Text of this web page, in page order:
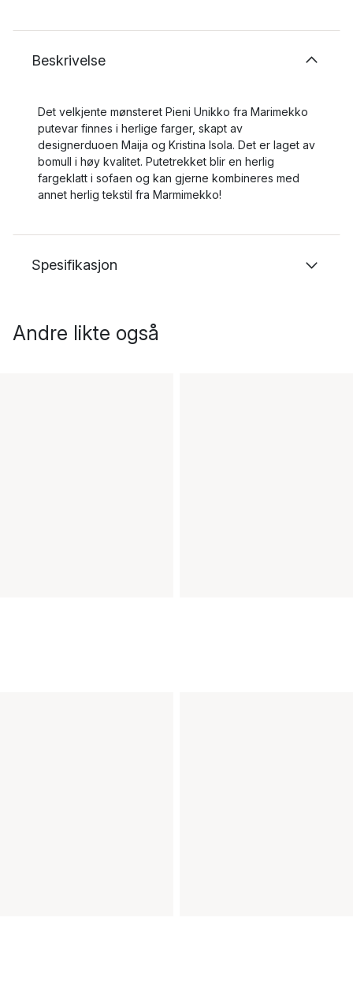
Beskrivelse
Det velkjente mønsteret Pieni Unikko fra Marimekko
putevar finnes i herlige farger, skapt av
designerduoen Maija og Kristina Isola. Det er laget av
bomull i høy kvalitet. Putetrekket blir en herlig
fargeklatt i sofaen og kan gjerne kombineres med
annet herlig tekstil fra Marmimekko!
Spesifikasjon
Andre likte også